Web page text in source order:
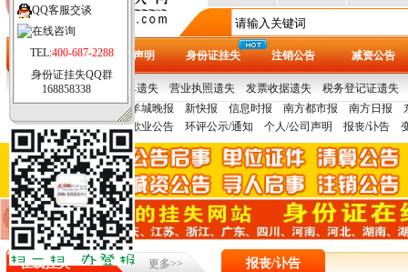
首页 遗失声明 身份证挂失 注销公告 减资公告
热门证件： 提单/保单遗失 营业执照遗失 发票收据遗失 税务登记证遗失
深圳特区报 深圳商报
羊城晚报 新快报 信息时报 南方都市报 南方日报
声明公告： 拍卖公告 歇业公告 环评公示/通知 个人/公司声明 报丧/讣告
在线挂失 更多>> 报丧/讣告
QQ客服交谈
TEL:400-687-2288
身份证挂失QQ群
168858338